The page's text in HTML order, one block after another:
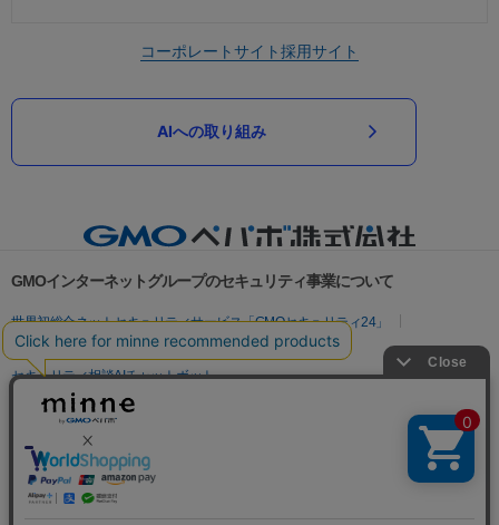
コーポレートサイト採用サイト
AIへの取り組み
GMOインターネットグループのセキュリティ事業について
世界初総合ネットセキュリティサービス「GMOセキュリティ24」
パスワード漏洩診断
Webサイトリスク診断
セキュリティ相談AIチャットボット
実在証明・盗聴対策
サイバー攻撃対策（GMO Flatt Security）
セキュリティ事業の軌跡